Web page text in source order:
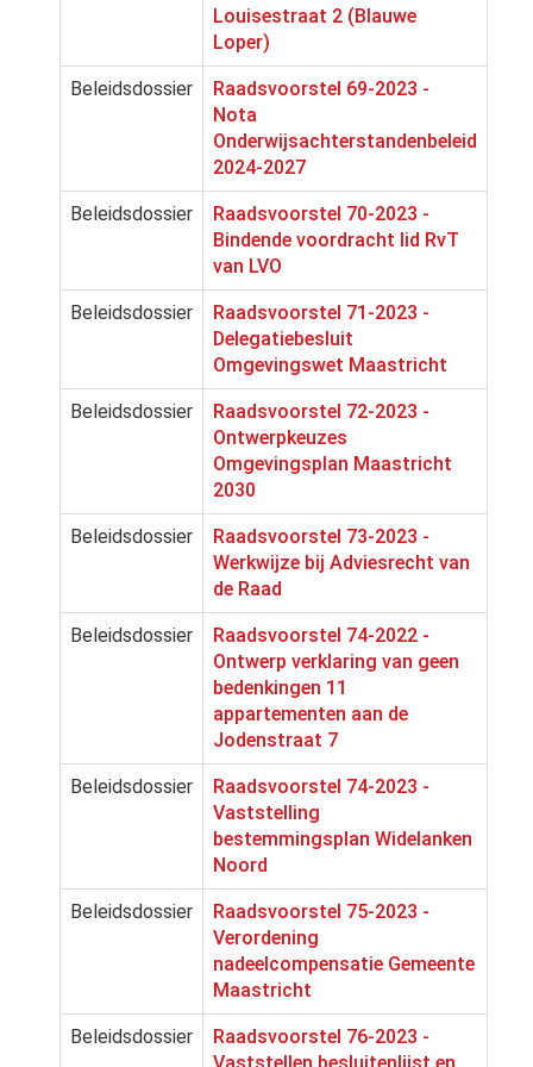
Louisestraat 2 (Blauwe
Loper)
Beleidsdossier
Raadsvoorstel 69-2023 -
Nota
Onderwijsachterstandenbeleid
2024-2027
Beleidsdossier
Raadsvoorstel 70-2023 -
Bindende voordracht lid RvT
van LVO
Beleidsdossier
Raadsvoorstel 71-2023 -
Delegatiebesluit
Omgevingswet Maastricht
Beleidsdossier
Raadsvoorstel 72-2023 -
Ontwerpkeuzes
Omgevingsplan Maastricht
2030
Beleidsdossier
Raadsvoorstel 73-2023 -
Werkwijze bij Adviesrecht van
de Raad
Beleidsdossier
Raadsvoorstel 74-2022 -
Ontwerp verklaring van geen
bedenkingen 11
appartementen aan de
Jodenstraat 7
Beleidsdossier
Raadsvoorstel 74-2023 -
Vaststelling
bestemmingsplan Widelanken
Noord
Beleidsdossier
Raadsvoorstel 75-2023 -
Verordening
nadeelcompensatie Gemeente
Maastricht
Beleidsdossier
Raadsvoorstel 76-2023 -